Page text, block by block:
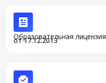
Образовательная лицензия
от 17.12.2013